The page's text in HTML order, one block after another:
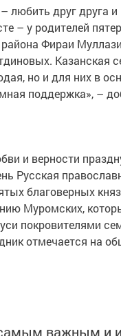
любить друг друга
– у родителей
района Фираи
Казанская
но и для них в
поддержка», –
и верности
Русская
благоверных
Муромских,
покровителями
отмечается на
важным и